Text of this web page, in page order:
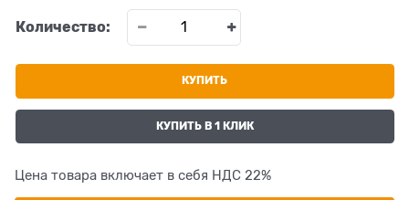
Количество:
КУПИТЬ
КУПИТЬ В 1 КЛИК
Цена товара включает в себя НДС 22%